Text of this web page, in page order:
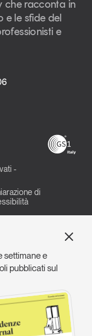
settimane e
pubblicati sul
che racconta in
e le sfide del
e
-
di